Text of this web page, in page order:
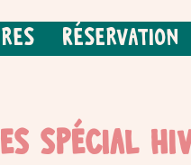
Réservation
spécial